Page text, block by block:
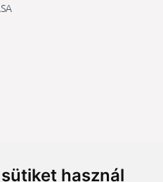
használ